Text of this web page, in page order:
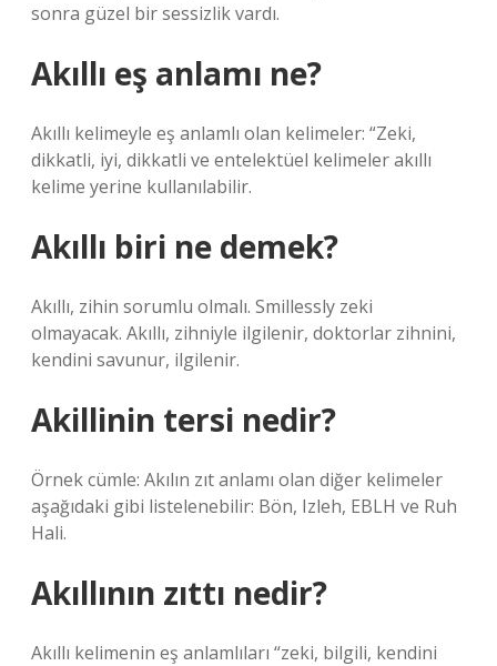
sonra güzel bir sessizlik vardı.
Akıllı eş anlamı ne?
Akıllı kelimeyle eş anlamlı olan kelimeler: “Zeki,
dikkatli, iyi, dikkatli ve entelektüel kelimeler akıllı
kelime yerine kullanılabilir.
Akıllı biri ne demek?
Akıllı, zihin sorumlu olmalı. Smillessly zeki
olmayacak. Akıllı, zihniyle ilgilenir, doktorlar zihnini,
kendini savunur, ilgilenir.
Akillinin tersi nedir?
Örnek cümle: Akılın zıt anlamı olan diğer kelimeler
aşağıdaki gibi listelenebilir: Bön, Izleh, EBLH ve Ruh
Hali.
Akıllının zıttı nedir?
Akıllı kelimenin eş anlamlıları “zeki, bilgili, kendini